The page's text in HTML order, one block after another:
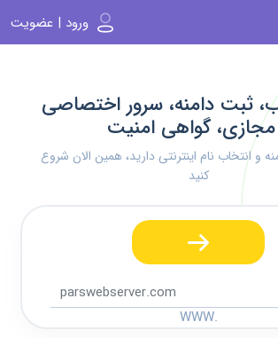
ورود | عضویت
ثبت دامنه، سرور اختصاصی
گواهی امنیت
و انتخاب نام اینترنتی دارید، همین الان شروع
کنید
WWW.